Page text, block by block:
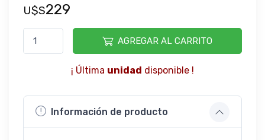
U$S229
AGREGAR AL CARRITO
¡ Última unidad disponible !
Información de producto